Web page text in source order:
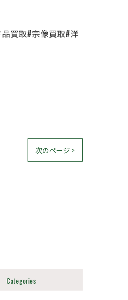
買取#宗像買取#洋
次のページ >
Categories